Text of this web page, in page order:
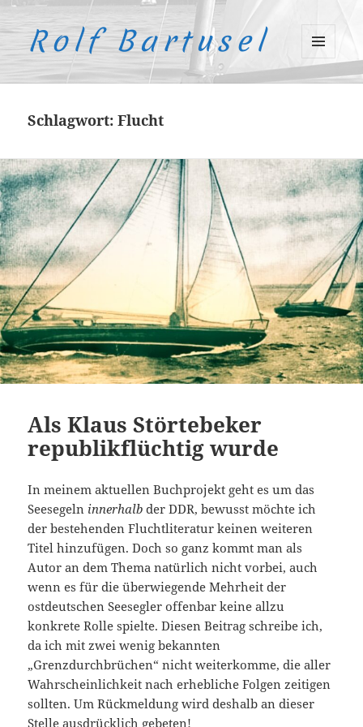
Rolf Bartusel
MENÜ
UND
Schlagwort:Flucht
Als Klaus Störtebeker
republikflüchtig wurde
In meinem aktuellen Buchprojekt geht es um das
Seesegeln innerhalb der DDR, bewusst möchte ich
der bestehenden Fluchtliteratur keinen weiteren
Titel hinzufügen. Doch so ganz kommt man als
Autor an dem Thema natürlich nicht vorbei, auch
wenn es für die überwiegende Mehrheit der
ostdeutschen Seesegler offenbar keine allzu
konkrete Rolle spielte. Diesen Beitrag schreibe ich,
da ich mit zwei wenig bekannten
„Grenzdurchbrüchen“ nicht weiterkomme, die aller
Wahrscheinlichkeit nach erhebliche Folgen zeitigen
sollten. Um Rückmeldung wird deshalb an dieser
Stelle ausdrücklich gebeten!